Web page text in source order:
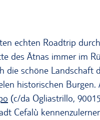
echten Roadtrip
des Ätnas immer im
schöne Landschaft
historischen Burgen.
(c/da Ogliastrillo,
Cefalù